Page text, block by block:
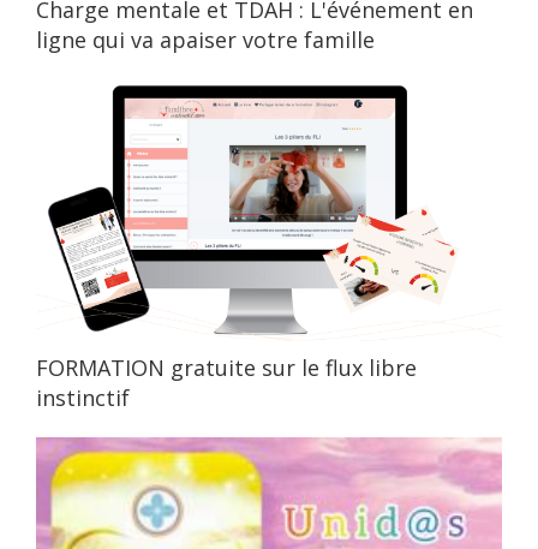
Charge mentale et TDAH : L'événement en
ligne qui va apaiser votre famille
FORMATION gratuite sur le flux libre
instinctif